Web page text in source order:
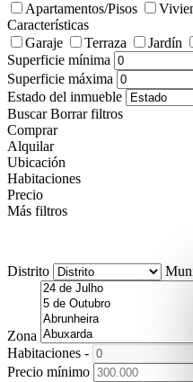
Apartamentos/Pisos
Características
Garaje
Terraza Jardín
Superficie mínima
Superficie máxima
Estado del inmueble
Buscar Borrar filtros
Comprar
Alquilar
Ubicación
Habitaciones
Precio
Más filtros
Distrito
Zona
Habitaciones -
Precio mínimo